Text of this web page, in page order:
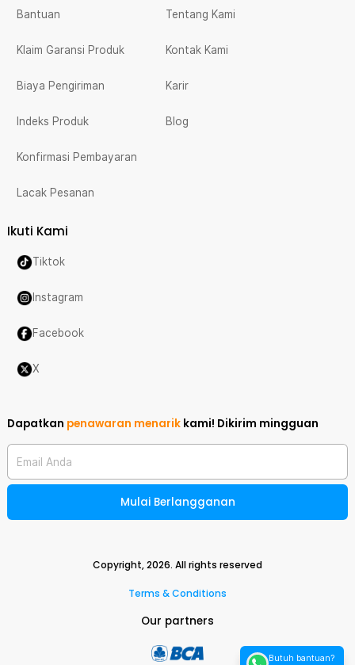
Bantuan
Klaim Garansi Produk
Biaya Pengiriman
Indeks Produk
Konfirmasi Pembayaran
Lacak Pesanan
Tentang Kami
Kontak Kami
Karir
Blog
Ikuti Kami
Tiktok
Instagram
Facebook
X
Dapatkan penawaran menarik kami! Dikirim mingguan
Email Anda
Mulai Berlangganan
Copyright,2026. All rights reserved
Terms & Conditions
Our partners
Butuh bantuan?